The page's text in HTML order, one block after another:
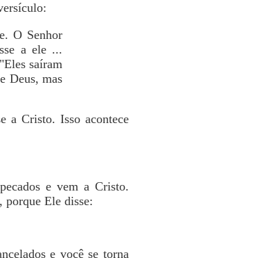
O Senhor
a ele ...
saíram
Deus, mas
a Cristo. Isso acontece
e vem a Cristo.
porque Ele disse:
e você se torna